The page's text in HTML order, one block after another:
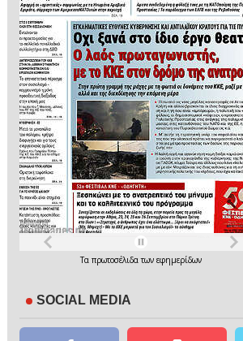
Τα πρωτοσέλιδατων εφημερίδων
SOCIAL MEDIA